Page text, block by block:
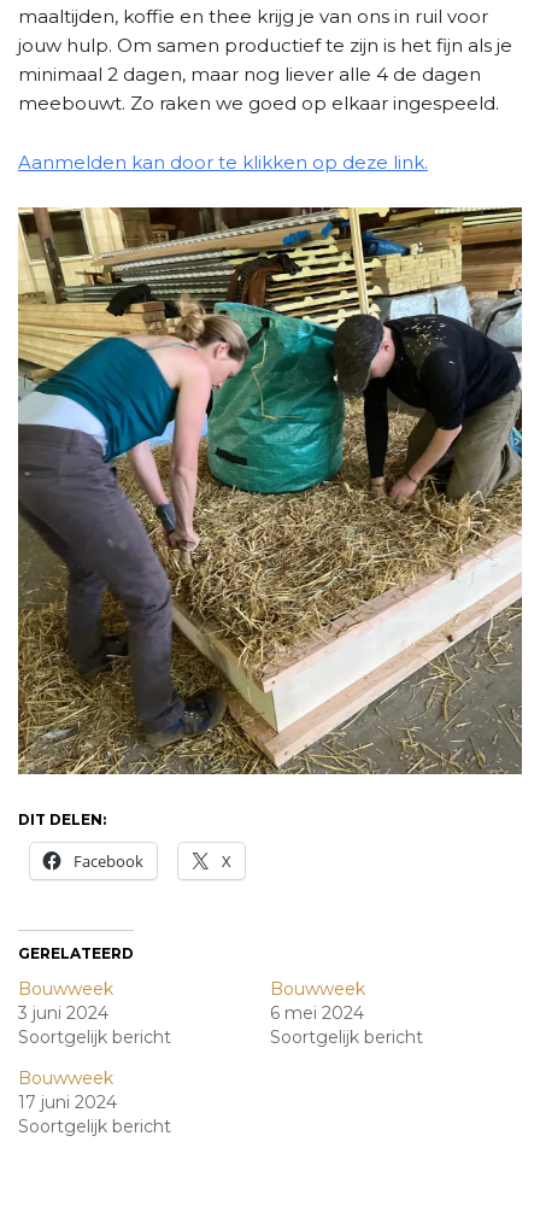
maaltijden, koffie en thee krijg je van ons in ruil voor
jouw hulp. Om samen productief te zijn is het fijn als je
minimaal 2 dagen, maar nog liever alle 4 de dagen
meebouwt. Zo raken we goed op elkaar ingespeeld.
Aanmelden kan door te klikken op deze link.
DIT DELEN:
Facebook X
GERELATEERD
Bouwweek
3 juni 2024
Soortgelijk bericht
Bouwweek
6 mei 2024
Soortgelijk bericht
Bouwweek
17 juni 2024
Soortgelijk bericht